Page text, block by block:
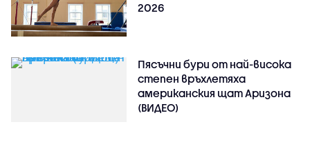
2026
Пясъчни бури от най-висока
степен връхлетяха
американския щат Аризона
(ВИДЕО)